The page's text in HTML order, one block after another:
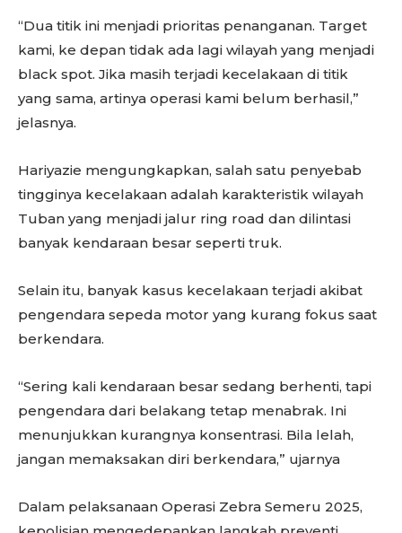
“Dua titik ini menjadi prioritas penanganan. Target
kami, ke depan tidak ada lagi wilayah yang menjadi
black spot. Jika masih terjadi kecelakaan di titik
yang sama, artinya operasi kami belum berhasil,”
jelasnya.
Hariyazie mengungkapkan, salah satu penyebab
tingginya kecelakaan adalah karakteristik wilayah
Tuban yang menjadi jalur ring road dan dilintasi
banyak kendaraan besar seperti truk.
Selain itu, banyak kasus kecelakaan terjadi akibat
pengendara sepeda motor yang kurang fokus saat
berkendara.
“Sering kali kendaraan besar sedang berhenti, tapi
pengendara dari belakang tetap menabrak. Ini
menunjukkan kurangnya konsentrasi. Bila lelah,
jangan memaksakan diri berkendara,” ujarnya
Dalam pelaksanaan Operasi Zebra Semeru 2025,